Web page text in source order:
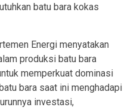
batu bara kokas
Energi menyatakan
produksi batu bara
memperkuat dominasi
bara saat ini menghadapi
investasi,